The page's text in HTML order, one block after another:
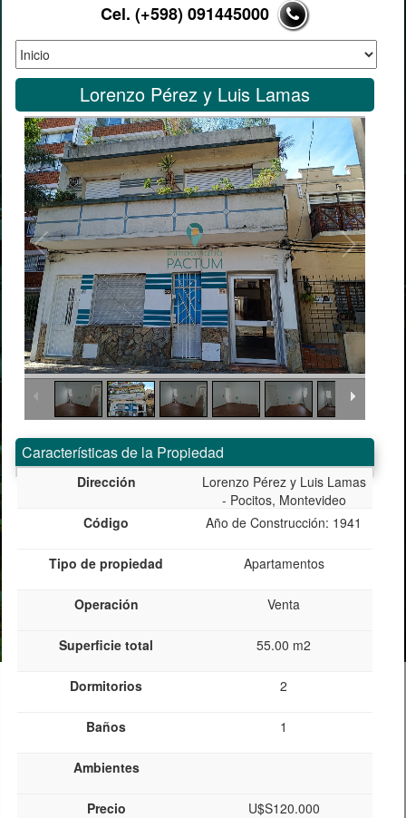
Cel. (+598) 091445000
Lorenzo Pérez y Luis Lamas
2/21
Características de la Propiedad
Dirección
Lorenzo Pérez y Luis Lamas
- Pocitos, Montevideo
Código
Año de Construcción: 1941
Tipo de propiedad Apartamentos
Operación Venta
Superficie total 55.00 m2
Dormitorios 2
Baños 1
Ambientes
Precio U$S120.000